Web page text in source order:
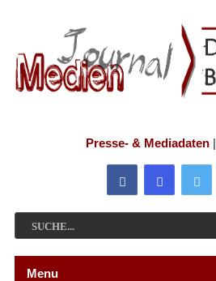
Presse- & Mediadaten|
Menu